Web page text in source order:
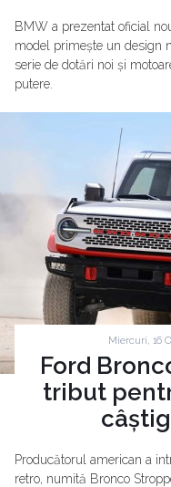
BMW a prezentat oficial
model primește un design
serie de dotări noi și
putere.
Miercuri, 16
Ford
tribut
Producătorul american a
retro, numită Bronco